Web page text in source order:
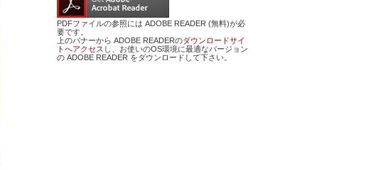
PDFファイルの参照には ADOBE READER (無料)が必
要です。
上のバナーから ADOBE READERのダウンロードサイ
トへアクセス し、お使いのOS環境に最適なバージョン
の ADOBE READER をダウンロードして下さい。